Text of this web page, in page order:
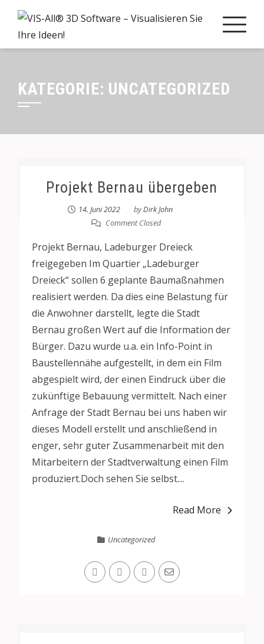
KATEGORIE: UNCATEGORIZED
Projekt Bernau übergeben
14. Juni 2022 byDirk John
Comment Closed
Projekt Bernau, Ladeburger Dreieck
freigegeben Im Quartier „Ladeburger
Dreieck“ sollen 6 geplante Baumaßnahmen
realisiert werden. Da dies eine Belastung für
die Anwohner darstellt, legte die Stadt
Bernau großen Wert auf die Information der
Bürger. Dazu wurde u.a. ein Info-Point in
Baustellennähe aufgestellt, in dem ein Film
abgespielt wird, der einen Eindruck über die
zukünftige Bebauung vermittelt. Nach einer
Anfrage der Stadt Bernau bei uns haben wir
dieses Modell erstellt und anschließend in
enger, sehr guter Zusammenarbeit mit den
Mitarbeitern der Stadtverwaltung einen Film
produziert.Doch sehen Sie selbst....
Read More
Uncategorized